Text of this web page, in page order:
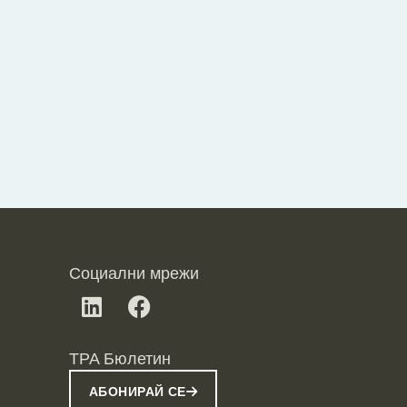
Социални мрежи
TPA Бюлетин
АБОНИРАЙ СЕ